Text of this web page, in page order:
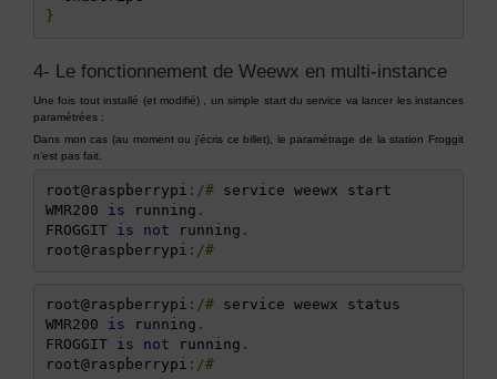
}
4- Le fonctionnement de Weewx en multi-instance
Une fois tout installé (et modifié) , un simple start du service va lancer les instances
paramétrées :
Dans mon cas (au moment ou j’écris ce billet), le paramétrage de la station Froggit
n’est pas fait.
root@raspberrypi :/# service weewx start
WMR200 is running .
FROGGIT is not running .
root@raspberrypi :/#
root@raspberrypi :/# service weewx status
WMR200 is running .
FROGGIT is not running .
root@raspberrypi :/#